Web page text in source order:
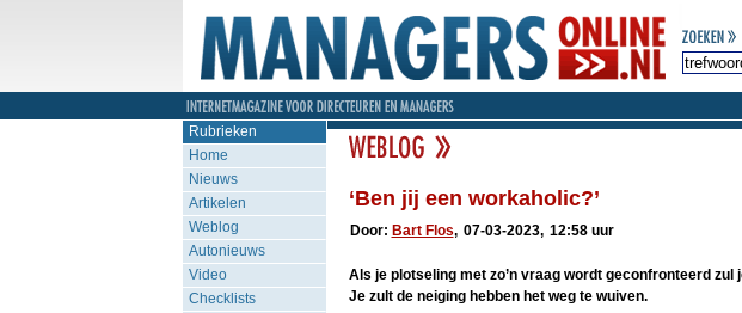
Rubrieken
Home
Nieuws
Artikelen
Weblog
Autonieuws
Video
Checklists
‘Ben jij een workaholic?’
Door: Bart Flos, 07-03-2023, 12:58 uur
Als je plotseling met zo’n vraag wordt geconfronteerd
Je zult de neiging hebben het weg te wuiven.